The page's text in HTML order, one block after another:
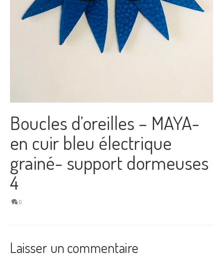
Boucles d’oreilles – MAYA-
en cuir bleu électrique
grainé- support dormeuses
4
0
Laisser un commentaire